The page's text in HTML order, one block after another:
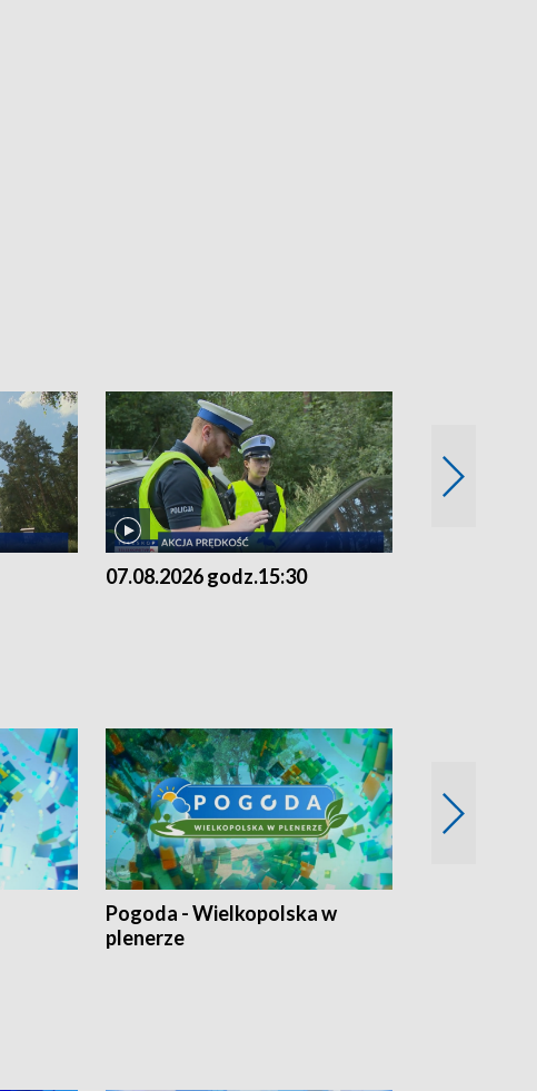
07.08.2026 godz.15:30
Pogoda - Wielkopolska w
plenerze